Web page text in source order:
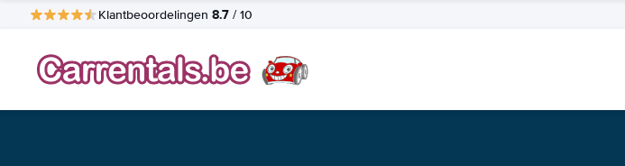
Klantbeoordelingen 8.7 / 10